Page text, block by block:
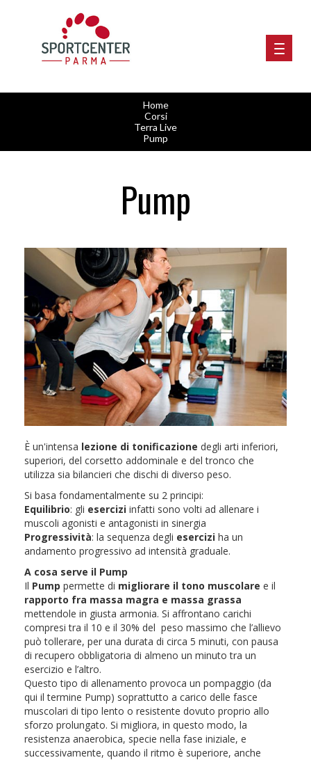
Home
Corsi
Terra Live
Pump
Pump
È un'intensa lezione di tonificazione degli arti inferiori,
superiori, del corsetto addominale e del tronco che
utilizza sia bilancieri che dischi di diverso peso.
Si basa fondamentalmente su 2 principi:
Equilibrio: gli esercizi infatti sono volti ad allenare i
muscoli agonisti e antagonisti in sinergia
Progressività: la sequenza degli esercizi ha un
andamento progressivo ad intensità graduale.
A cosa serve il Pump
Il Pump permette di migliorare il tono muscolare e il
rapporto fra massa magra e massa grassa
mettendole in giusta armonia. Si affrontano carichi
compresi tra il 10 e il 30% del peso massimo che l’allievo
può tollerare, per una durata di circa 5 minuti, con pausa
di recupero obbligatoria di almeno un minuto tra un
esercizio e l’altro.
Questo tipo di allenamento provoca un pompaggio (da
qui il termine Pump) soprattutto a carico delle fasce
muscolari di tipo lento o resistente dovuto proprio allo
sforzo prolungato. Si migliora, in questo modo, la
resistenza anaerobica, specie nella fase iniziale, e
successivamente, quando il ritmo è superiore, anche